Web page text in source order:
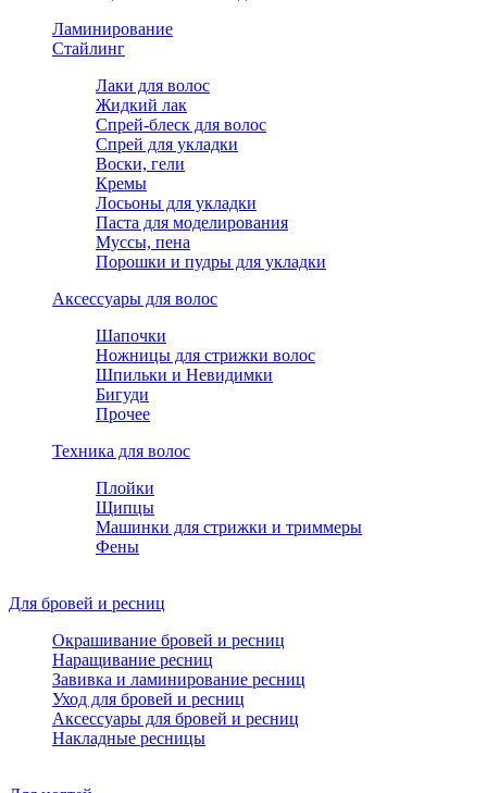
Ламинирование
Стайлинг
Лаки для волос
Жидкий лак
Спрей-блеск для волос
Спрей для укладки
Воски, гели
Кремы
Лосьоны для укладки
Паста для моделирования
Муссы, пена
Порошки и пудры для укладки
Аксессуары для волос
Шапочки
Ножницы для стрижки волос
Шпильки и Невидимки
Бигуди
Прочее
Техника для волос
Плойки
Щипцы
Машинки для стрижки и триммеры
Фены
Для бровей и ресниц
Окрашивание бровей и ресниц
Наращивание ресниц
Завивка и ламинирование ресниц
Уход для бровей и ресниц
Аксессуары для бровей и ресниц
Накладные ресницы